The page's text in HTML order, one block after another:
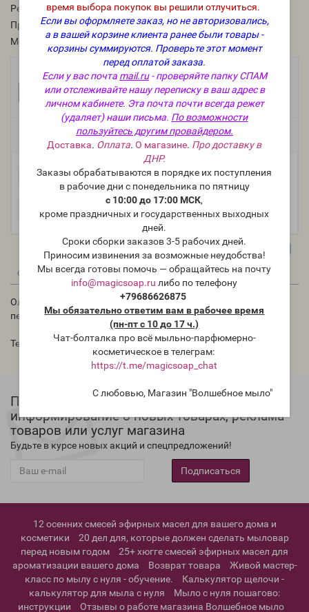
время выбора покупок вы решили отлучиться.
Если вы оформляете заказ, но не авторизовались,
а в вашей корзине клиента ранее были товары -
корзины суммируются. Проверьте этот момент
перед оплатой заказа.
Если у вас почта mail.ru- проверяйте папку СПАМ
или отслеживайте нашу переписку в ваш адрес в
личном кабинете. Эта почта почти всегда режет
(удаляет) наши письма. По возможности
пользуйтесь другим провайдером.
Доставка. Оплата.О магазине. Про доставку в
ДНР.
Заказы обрабатываются в порядке их поступления
в рабочие дни с понедельника по пятницу
с 10:00 до 17:00 МСК,
кроме праздничных и государственных выходных
дней.
Сроки сборки заказов 3-5 рабочих дней.
Приносим извинения за возможные неудобства!
Мы всегда готовы помочь — обращайтесь на почту
info@magicsoap.ru либо по телефону
+79686626875
Мы обязательно ответим вам в рабочее время
(пн-пт с 10 до 17 ч.)
Чат-болталка про всё мыльно-парфюмерно-
косметическое в телеграм:
https://t.me/magicsoap_chat
С любовью, Магазин "Волшебное мыло"
Рейтинг:
Производитель:
Nurture Soap, США
Модель:
mica-usa-73
Фасовка:
775 руб. 10 г 352 руб.
Есть в наличии
+ В корзину
Описание Отзывы0 Вопрос - Ответ 0
Олеандр мика(NS Oleander Mica) - мика, пигментный
перламутр, США
Теги: розовый,белый,Nurture Soap,мика США
Подписка на новости магазина,
информирование о новых товарах, реклама
товаров или услуг магазина
Будьте в курсе новых акций и спецпредложений!
Подписаться
12 осенних смесей эфирных масел для вашего дома и
косметики
20 дел для, которые должен сделать мыловар
перед новым годом
25+ хюгге смесей эфирных масел для
ароматизации вашего дома
Возврат товара
Живой мастер-
класс по мылу с нуля - обучение.
Калькулятор щелочи -
калькулятор для мыла с нуля
Мыло с нуля пошагово:
инструкции
Отзывы о работе магазина Волшебное мыло